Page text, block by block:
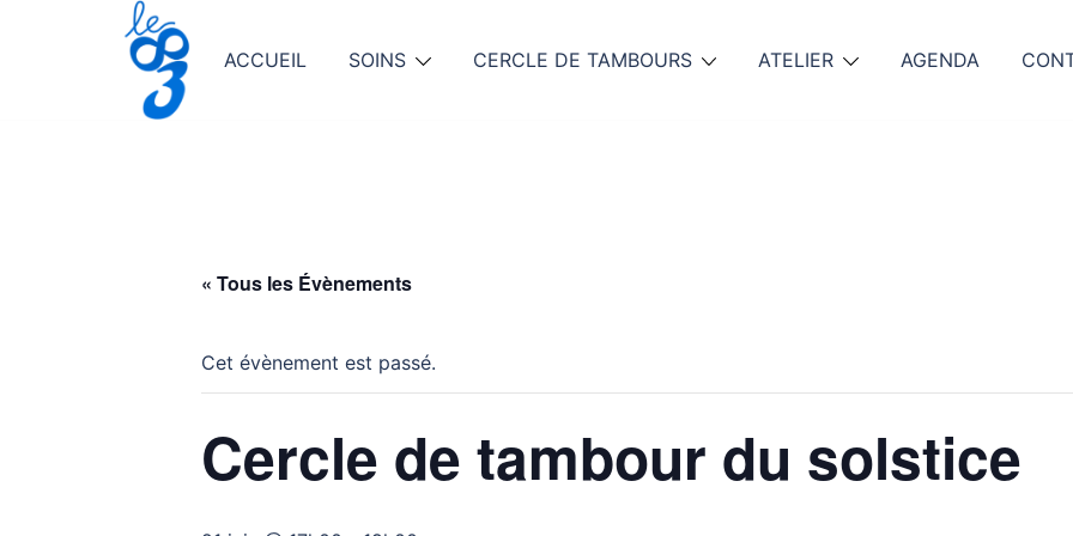
ACCUEIL SOINS CERCLE DE TAMBOURS ATELIER AGENDA
« Tous les Évènements
Cet évènement est passé.
Cercle de tambour du solstice